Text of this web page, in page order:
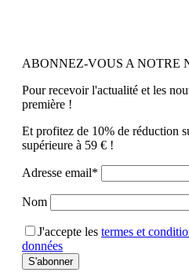
ABONNEZ-VOUS A NOTRE
Pour recevoir l'actualité et les
première !
Et profitez de 10% de réduction
supérieure à 59 € !
Adresse email*
Nom
J'accepte les termes et
données